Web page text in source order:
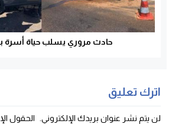
حادث مروري يسلب حياة أسرة
اترك تعليق
لن يتم نشر عنوان بريدك الإلكتروني. الحقول